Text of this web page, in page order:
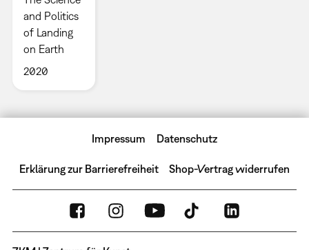
and Politics
of Landing
on Earth
2020
Impressum Datenschutz
Erklärung zur Barrierefreiheit Shop-Vertrag widerrufen